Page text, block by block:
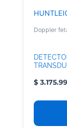
Doppler
$